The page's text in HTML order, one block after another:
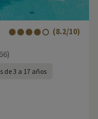
(8.2/10)
de 3 a 17 años